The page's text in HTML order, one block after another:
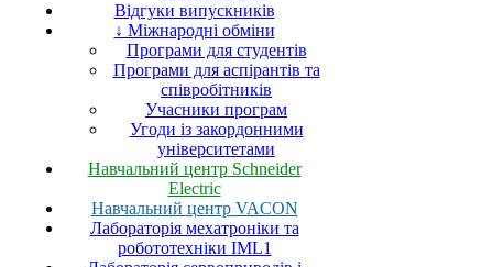
Відгуки випускників
↓ Міжнародні обміни
Програми для студентів
Програми для аспірантів та
співробітників
Учасники програм
Угоди із закордонними
університетами
Навчальний центр Schneider
Electric
Навчальний центр VACON
Лабораторія мехатроніки та
робототехніки IML1